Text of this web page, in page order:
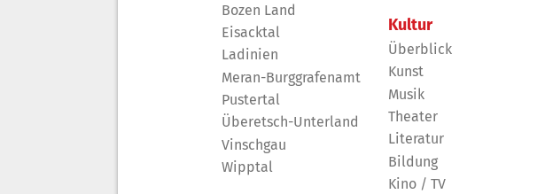
Bozen Land
Eisacktal
Ladinien
Meran-Burggrafenamt
Pustertal
Überetsch-Unterland
Vinschgau
Wipptal
Kultur
Überblick
Kunst
Musik
Theater
Literatur
Bildung
Kino / TV